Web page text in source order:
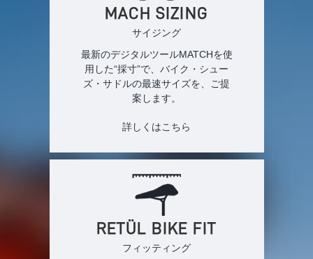
MACH SIZING
サイジング
最新のデジタルツールMATCHを使
用した“採寸”で、バイク・シュー
ズ・サドルの最速サイズを、ご提
案します。
詳しくはこちら
RETÜL BIKE FIT
フィッティング